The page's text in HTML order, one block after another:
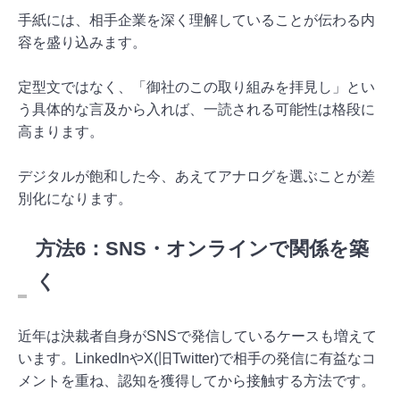
手紙には、相手企業を深く理解していることが伝わる内
容を盛り込みます。
定型文ではなく、「御社のこの取り組みを拝見し」とい
う具体的な言及から入れば、一読される可能性は格段に
高まります。
デジタルが飽和した今、あえてアナログを選ぶことが差
別化になります。
方法6：SNS・オンラインで関係を築
く
近年は決裁者自身がSNSで発信しているケースも増えて
います。LinkedInやX(旧Twitter)で相手の発信に有益なコ
メントを重ね、認知を獲得してから接触する方法です。